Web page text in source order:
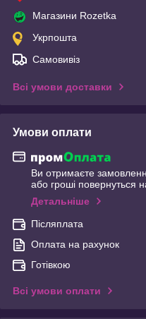
Магазини Rozetka
Укрпошта
Самовивіз
Всі умови доставки
Умови оплати
Ви отримаєте
або гроші повернуться
Детальніше
Післяплата
Оплата на рахунок
Готівкою
Всі умови оплати